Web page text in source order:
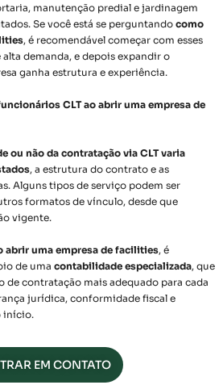
manutenção predial e jardinagem
Se você está se perguntando como
, é recomendável começar com esses
demanda, e depois expandir o
ganha estrutura e experiência.
CLT ao abrir uma empresa de
ou não da contratação via CLT varia
, a estrutura do contrato e as
Alguns tipos de serviço podem ser
formatos de vínculo, desde que
vigente.
abrir uma empresa de facilities, é
de uma contabilidade especializada, que
de contratação mais adequado para cada
jurídica, conformidade fiscal e
início.
EM CONTATO